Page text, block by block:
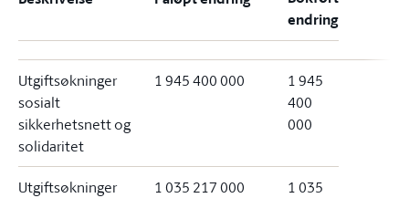
endring
Utgiftsøkninger
sosialt
sikkerhetsnett og
solidaritet
1 945 400 000
1 945
400
000
Utgiftsøkninger
1 035 217 000
1 035